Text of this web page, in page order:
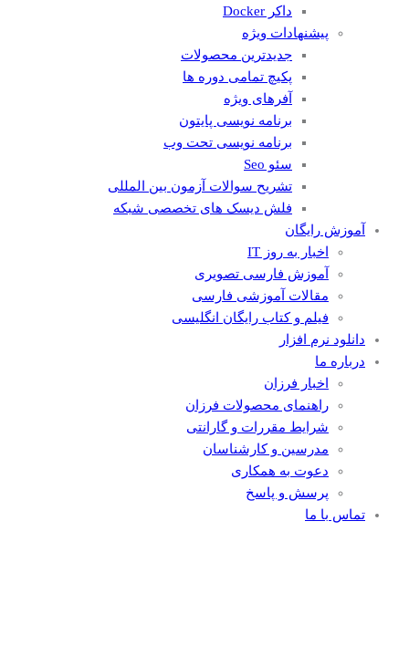
داکر Docker
پیشنهادات ویژه
جدیدترین محصولات
پکیچ تمامی دوره ها
آفرهای ویژه
برنامه نویسی پایتون
برنامه نویسی تحت وب
سئو Seo
تشریح سوالات آزمون بین المللی
فلش دیسک های تخصصی شبکه
آموزش رایگان
اخبار به روز IT
آموزش فارسی تصویری
مقالات آموزشی فارسی
فیلم و کتاب رایگان انگلیسی
دانلود نرم افزار
درباره ما
اخبار فرزان
راهنمای محصولات فرزان
شرایط مقررات و گارانتی
مدرسین و کارشناسان
دعوت به همکاری
پرسش و پاسخ
تماس با ما